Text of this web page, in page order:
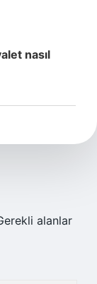
nasıl
alanlar